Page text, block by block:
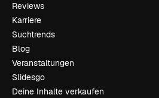
Reviews
Karriere
Suchtrends
Blog
Veranstaltungen
Slidesgo
Deine Inhalte verkaufen